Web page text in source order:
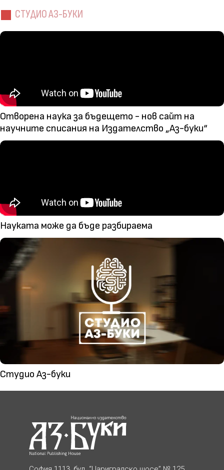
СТУДИО АЗ-БУКИ
Отворена наука за бъдещето - нов сайт на
научните списания на Издателство „Аз-буки“
Науката може да бъде разбираема
Студио Аз-буки